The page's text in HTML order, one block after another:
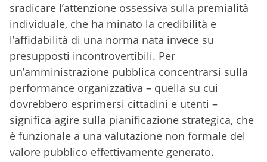
sradicare l’attenzione ossessiva sulla premialità
individuale, che ha minato la credibilità e
l’affidabilità di una norma nata invece su
presupposti incontrovertibili. Per
un’amministrazione pubblica concentrarsi sulla
performance organizzativa – quella su cui
dovrebbero esprimersi cittadini e utenti –
significa agire sulla pianificazione strategica, che
è funzionale a una valutazione non formale del
valore pubblico effettivamente generato.